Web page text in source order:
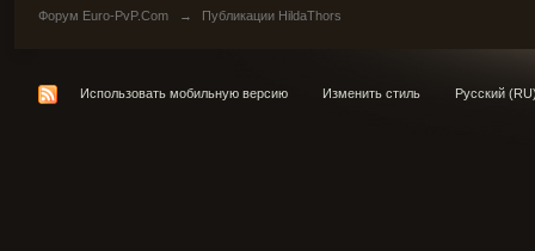
Форум Euro-PvP.Com → Публикации HildaThors
Использовать мобильную версию Изменить стиль Русский